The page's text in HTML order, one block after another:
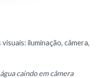
iluminação, câmera,
caindo em câmera